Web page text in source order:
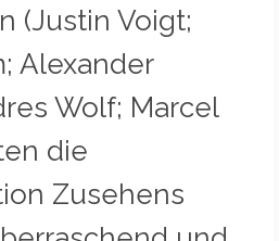
(Justin Voigt;
Alexander
Wolf; Marcel
die
Zusehens